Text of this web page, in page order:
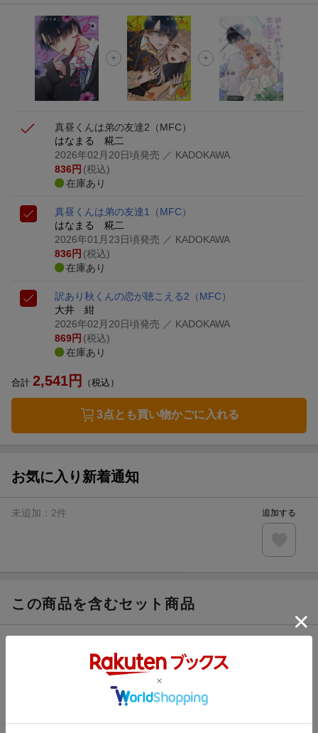
エントリー＆3,000円以上購入で無料データSIM（3GB/月プ
ラン）が当たる！
楽天モバイル紹介キャンペーンの拡散で300円OFFクーポン
進呈
真昼くんは弟の友達2 （MFC）
はなまる 糀二
2026年02月20日頃発売 ／ KADOKAWA
836円 (税込)
在庫あり
真昼くんは弟の友達1
（MFC）
はなまる 糀二
2026年01月23日頃発売 ／ KADOKAWA
836円 (税込)
在庫あり
訳あり秋くんの恋が聴こえる2 （MFC）
大井 紺
2026年02月20日頃発売 ／ KADOKAWA
869円 (税込)
在庫あり
合計 2,541円 （税込）
3点とも買い物かごに入れる
お気に入り新着通知
未追加： 2件 追加する
この商品を含むセット商品
1,672円（税込）